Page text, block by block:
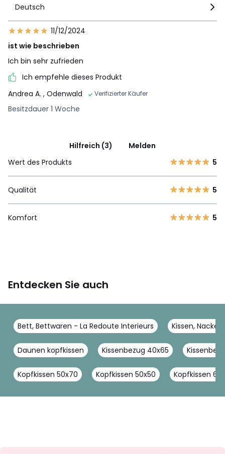
Deutsch
11/12/2024
ist wie beschrieben
Ich bin sehr zufrieden
Ich empfehle dieses Produkt
Andrea A. , Odenwald Verifizierter Käufer
Besitzdauer 1 Woche
Hilfreich (3)
Melden
Wert des Produkts
5
Qualität 5
Komfort 5
Entdecken Sie auch
Bett, Bettwaren - La Redoute Interieurs Kissen,
Daunen kopfkissen Kissenbezug 40x65
Kopfkissen 50x70 Kopfkissen 50x50 Kopfkissen